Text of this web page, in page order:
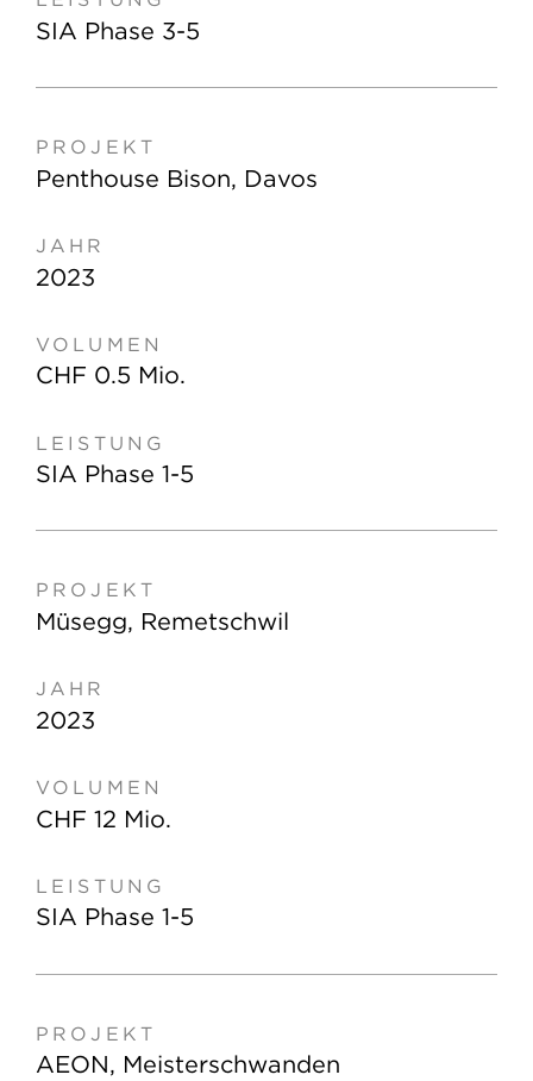
SIA Phase 3-5
Penthouse Bison, Davos
2023
CHF 0.5 Mio.
SIA Phase 1-5
Müsegg, Remetschwil
2023
CHF 12 Mio.
SIA Phase 1-5
AEON, Meisterschwanden